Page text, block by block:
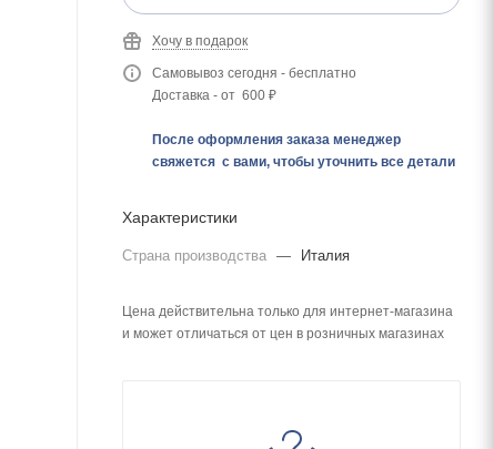
Хочу в подарок
Самовывоз сегодня - бесплатно
Доставка - от 600 ₽
После оформления заказа менеджер
свяжется с вами, чтобы уточнить все детали
Характеристики
Страна производства — Италия
Цена действительна только для интернет-магазина
и может отличаться от цен в розничных магазинах